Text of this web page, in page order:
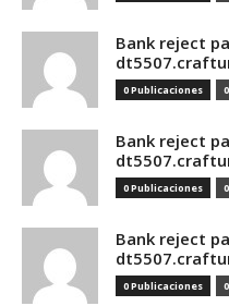
Bank reject
0 Publicaciones
Bank reject
0 Publicaciones
Bank reject
0 Publicaciones